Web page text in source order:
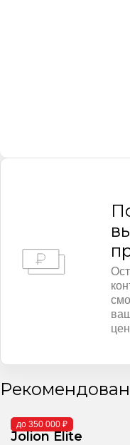
до 350 000 ₽
В наличии
Jolion Elite